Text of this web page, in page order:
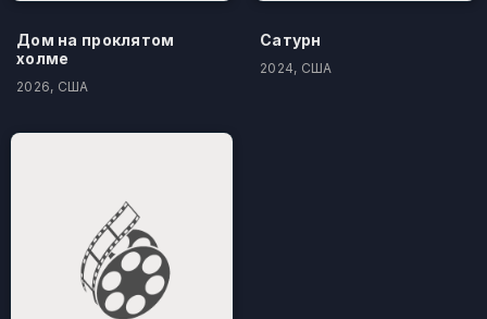
Дом на проклятом
холме
2026, США
Сатурн
2024, США